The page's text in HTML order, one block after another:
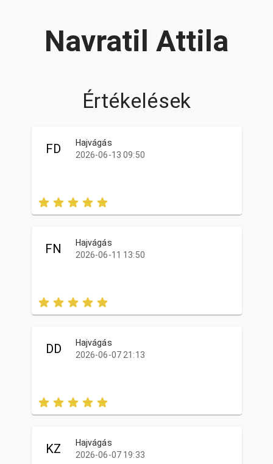
Navratil Attila
Értékelések
FD
Hajvágás
2026-06-13 09:50
FN
Hajvágás
2026-06-11 13:50
DD
Hajvágás
2026-06-07 21:13
KZ
Hajvágás
2026-06-07 19:33